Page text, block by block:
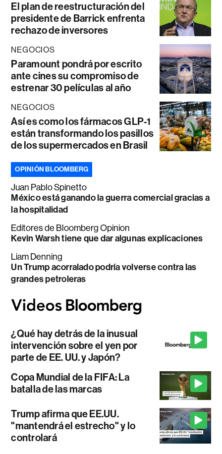
El plan de reestructuración del
presidente de Barrick enfrenta
rechazo de inversores
NEGOCIOS
Paramount pondrá por escrito
ante cines su compromiso de
estrenar 30 películas al año
NEGOCIOS
Así es como los fármacos GLP-1
están transformando los pasillos
de los supermercados en Brasil
OPINIÓN BLOOMBERG
Juan Pablo Spinetto
México está ganando la guerra comercial gracias a
la hospitalidad
Editores de Bloomberg Opinion
Kevin Warsh tiene que dar algunas explicaciones
Liam Denning
Un Trump acorralado podría volverse contra las
grandes petroleras
¿Qué hay detrás de la inusual
intervención sobre el yen por
parte de EE. UU. y Japón?
Copa Mundial de la FIFA: La
batalla de las marcas
Trump afirma que EE.UU.
"mantendrá el estrecho" y lo
controlará